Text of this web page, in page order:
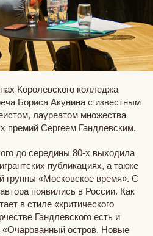
Королевского колледжа
Бориса Акунина с известным
лауреатом множества
премий Сергеем Гандлевским.
до середины 80-х выходила
публикациях, а также
группы «Московское время». С
появились в России. Как
в стиле «критического
Гандлевского есть и
«Очарованный остров. Новые